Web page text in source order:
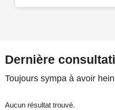
Dernière
Toujours sympa à avoir
Aucun résultat trouvé.